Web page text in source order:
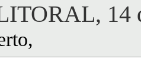
14